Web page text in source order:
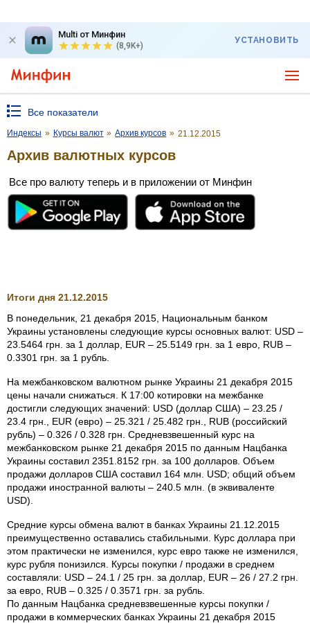
Multi от Минфин
(8,9K+)
УСТАНОВИТЬ
Все показатели
Индексы » Курсы валют » Архив курсов » 21.12.2015
Архив валютных курсов
Все про валюту теперь и в приложении от Минфин
Итоги дня 21.12.2015
В понедельник, 21 декабря 2015, Национальным банком
Украины установлены следующие курсы основных валют: USD –
23.5464 грн. за 1 доллар, EUR – 25.5149 грн. за 1 евро, RUB –
0.3301 грн. за 1 рубль.
На межбанковском валютном рынке Украины 21 декабря 2015
цены начали снижаться. К 17:00 котировки на межбанке
достигли следующих значений: USD (доллар США) – 23.25 /
23.4 грн., EUR (евро) – 25.321 / 25.482 грн., RUB (российский
рубль) – 0.326 / 0.328 грн. Средневзвешенный курс на
межбанковском рынке 21 декабря 2015 по данным Нацбанка
Украины составил 2351.8152 грн. за 100 долларов. Объем
продажи долларов США составил 164 млн. USD; общий объем
продажи иностранной валюты – 240.5 млн. (в эквиваленте
USD).
Средние курсы обмена валют в банках Украины 21.12.2015
преимущественно оставались стабильными. Курс доллара при
этом практически не изменился, курс евро также не изменился,
курс рубля понизился. Курсы покупки / продажи в среднем
составляли: USD – 24.1 / 25 грн. за доллар, EUR – 26 / 27.2 грн.
за евро, RUB – 0.325 / 0.3571 грн. за рубль.
По данным Нацбанка средневзвешенные курсы покупки /
продажи в коммерческих банках Украины 21 декабря 2015